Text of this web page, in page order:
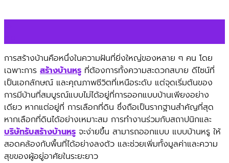
การสร้างบ้านคือหนึ่งในความฝันที่ยิ่งใหญ่ของหลาย ๆ คน โดย
เฉพาะการ สร้างบ้านหรู ที่ต้องการทั้งความสะดวกสบาย ดีไซน์ที่
เป็นเอกลักษณ์ และคุณภาพชีวิตที่เหนือระดับ แต่จุดเริ่มต้นของ
การมีบ้านที่สมบูรณ์แบบไม่ได้อยู่ที่การออกแบบบ้านเพียงอย่าง
เดียว หากแต่อยู่ที่ การเลือกที่ดิน ซึ่งถือเป็นรากฐานสำคัญที่สุด
หากเลือกที่ดินได้อย่างเหมาะสม การทำงานร่วมกับสถาปนิกและ
บริษัทรับสร้างบ้านหรู จะง่ายขึ้น สามารถออกแบบ แบบบ้านหรู ให้
สอดคล้องกับพื้นที่ได้อย่างลงตัว และช่วยเพิ่มทั้งมูลค่าและความ
สุขของผู้อยู่อาศัยในระยะยาว